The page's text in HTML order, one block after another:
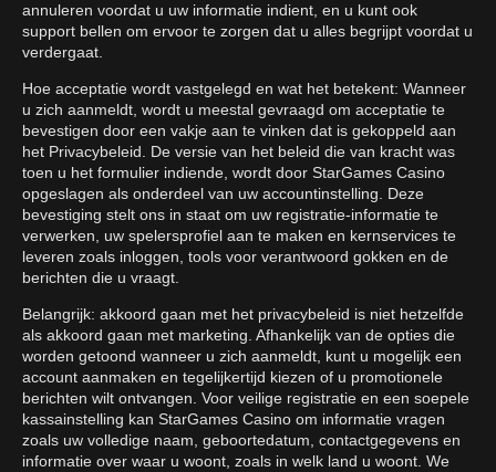
annuleren voordat u uw informatie indient, en u kunt ook
support bellen om ervoor te zorgen dat u alles begrijpt voordat u
verdergaat.
Hoe acceptatie wordt vastgelegd en wat het betekent: Wanneer
u zich aanmeldt, wordt u meestal gevraagd om acceptatie te
bevestigen door een vakje aan te vinken dat is gekoppeld aan
het Privacybeleid. De versie van het beleid die van kracht was
toen u het formulier indiende, wordt door StarGames Casino
opgeslagen als onderdeel van uw accountinstelling. Deze
bevestiging stelt ons in staat om uw registratie-informatie te
verwerken, uw spelersprofiel aan te maken en kernservices te
leveren zoals inloggen, tools voor verantwoord gokken en de
berichten die u vraagt.
Belangrijk: akkoord gaan met het privacybeleid is niet hetzelfde
als akkoord gaan met marketing. Afhankelijk van de opties die
worden getoond wanneer u zich aanmeldt, kunt u mogelijk een
account aanmaken en tegelijkertijd kiezen of u promotionele
berichten wilt ontvangen. Voor veilige registratie en een soepele
kassainstelling kan StarGames Casino om informatie vragen
zoals uw volledige naam, geboortedatum, contactgegevens en
informatie over waar u woont, zoals in welk land u woont. We